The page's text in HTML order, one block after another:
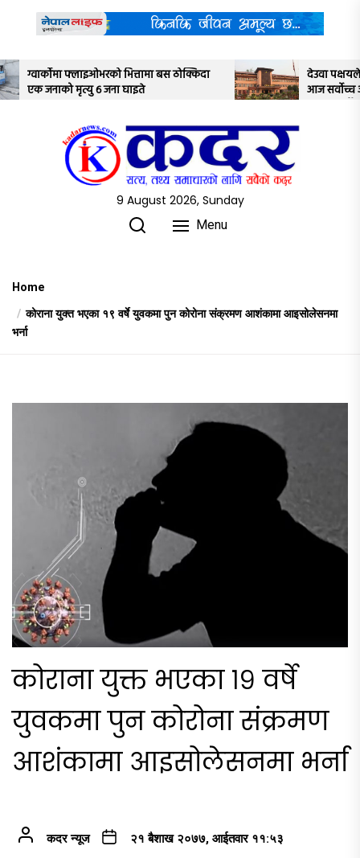
content
बस ठोक्किदा
देउवा पक्षयले दिएकोे पुनरावलोकन निवेदनमाथि
आज सर्वोच्च अदालतका तीन न्यायाधीशले
9 August 2026, Sunday
Menu
Home
कोराना युक्त भएका १९ वर्षे युवकमा पुन कोरोना संक्रमण आशंकामा आइसोलेसनमा
भर्ना
कोराना युक्त भएका १९ वर्षे
युवकमा पुन कोरोना संक्रमण
आशंकामा आइसोलेसनमा भर्ना
कदर न्यूज २१ बैशाख २०७७, आईतवार ११:५३